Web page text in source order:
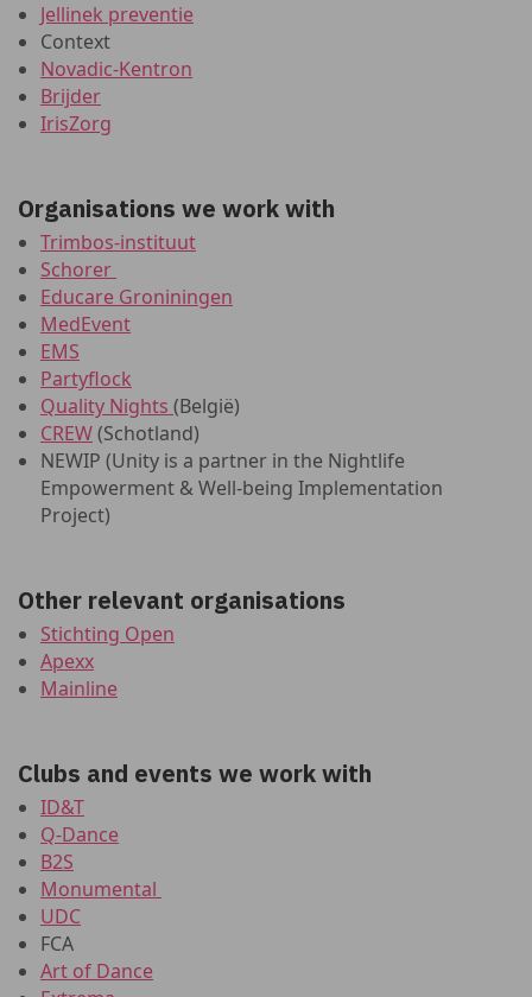
Jellinek preventie
Context
Novadic-Kentron
Brijder
IrisZorg
Organisations we work with
Trimbos-instituut
Schorer
Educare Groniningen
MedEvent
EMS
Partyflock
Quality Nights (België)
CREW(Schotland)
NEWIP (Unity is a partner in the Nightlife
Empowerment & Well-being Implementation
Project)
Other relevant organisations
Stichting Open
Apexx
Mainline
Clubs and events we work with
ID&T
Q-Dance
B2S
Monumental
UDC
FCA
Art of Dance